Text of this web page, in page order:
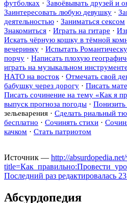
футболках · Завоёвывать друзей и
Заинтересовать любую девушку ·
деятельностью · Заниматься сексом
Знакомиться · Играть на гитаре ·
Искать чёрную кошку в тёмной
вечеринку · Испытать
порчу · Написать плохую
играть на музыкальном инструменте
НАТО на восток · Отмечать свой
бабушку через дорогу · Писать
Писать сочинение на тему «Как я
выпуск прогноза погоды ·
зельеварения · Сделать риальный
бесплатно · Сочинять стихи ·
качком · Стать патриотом
Источник — http://
Последний раз редактировалась
Абсурдопедия